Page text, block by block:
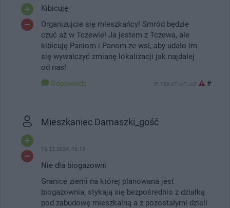
Kibicuję
Organizujcie się mieszkańcy! Smród będzie
czuć aż w Tczewie! Ja jestem z Tczewa, ale
kibicuję Paniom i Panom ze wsi, aby udało im
się wywalczyć zmianę lokalizacji jak najdalej
od nas!
Odpowiedz IP: 188.47.xx7.xx3 #
Mieszkaniec Damaszki_gość
16.12.2024, 15:13
Nie dla biogazowni
Granice ziemi na której planowana jest
biogazownia, stykają się bezpośrednio z działką
pod zabudowę mieszkalną a z pozostałymi dzieli